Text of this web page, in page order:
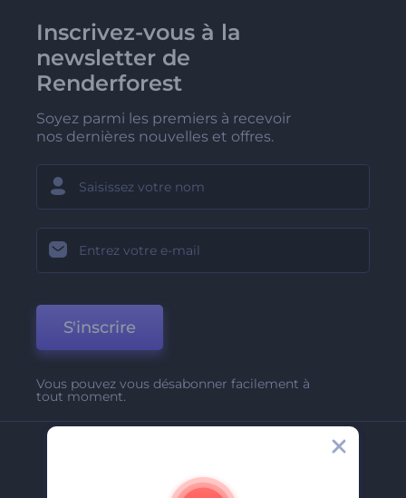
Inscrivez-vous à la
newsletter de
Renderforest
Soyez parmi les premiers à recevoir
nos dernières nouvelles et offres.
S'inscrire
Vous pouvez vous désabonner facilement à
tout moment.
A Propos De Nous